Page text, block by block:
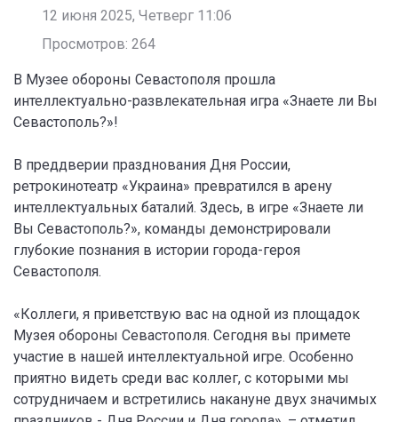
12 июня 2025, Четверг 11:06
Просмотров: 264
В Музее обороны Севастополя прошла
интеллектуально-развлекательная игра «Знаете ли Вы
Севастополь?»!
В преддверии празднования Дня России,
ретрокинотеатр «Украина» превратился в арену
интеллектуальных баталий. Здесь, в игре «Знаете ли
Вы Севастополь?», команды демонстрировали
глубокие познания в истории города-героя
Севастополя.
«Коллеги, я приветствую вас на одной из площадок
Музея обороны Севастополя. Сегодня вы примете
участие в нашей интеллектуальной игре. Особенно
приятно видеть среди вас коллег, с которыми мы
сотрудничаем и встретились накануне двух значимых